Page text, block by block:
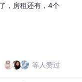
，房租还有，4个
等人赞过